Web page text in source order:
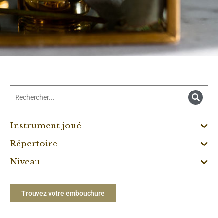
Instrument joué
Répertoire
Niveau
Trouvez votre embouchure